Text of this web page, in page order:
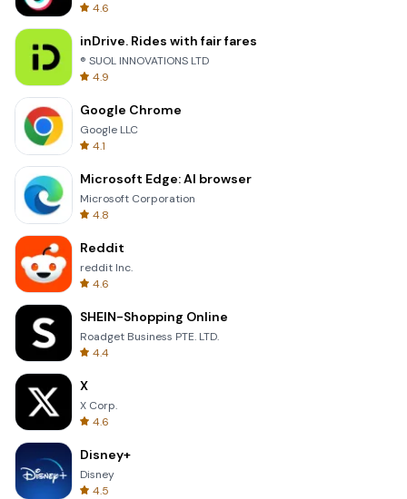
4.6
inDrive. Rides with fair fares
® SUOL INNOVATIONS LTD
4.9
Google Chrome
Google LLC
4.1
Microsoft Edge: AI browser
Microsoft Corporation
4.8
Reddit
reddit Inc.
4.6
SHEIN-Shopping Online
Roadget Business PTE. LTD.
4.4
X
X Corp.
4.6
Disney+
Disney
4.5